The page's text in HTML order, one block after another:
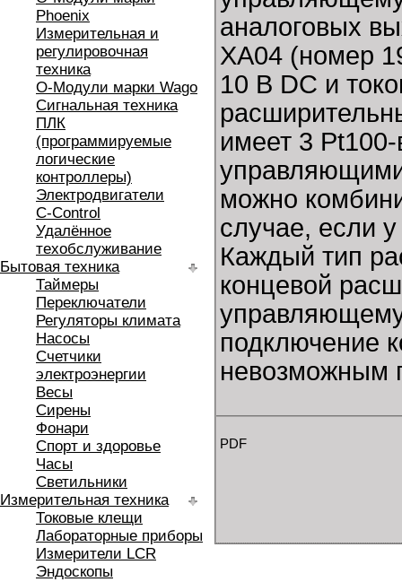
Phoenix
Измерительная и
регулировочная
техника
O-Модули марки Wago
Сигнальная техника
ПЛК
(программируемые
логические
контроллеры)
Электродвигатели
C-Control
Удалённое
техобслуживание
Бытовая техника
Таймеры
Переключатели
Регуляторы климата
Насосы
Счетчики
электроэнергии
Весы
Сирены
Фонари
Спорт и здоровье
Часы
Светильники
Измерительная техника
Токовые клещи
Лабораторные приборы
Измерители LCR
Эндоскопы
аналоговых
XA04 (номер
10 В DC и
имеет 3
можно
случае, если
Каждый тип
концевой
подключение
невозможным
PDF